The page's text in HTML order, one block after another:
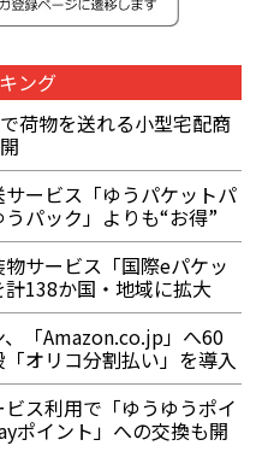
ング
荷物を送れる小型宅配商
ービス「ゆうパケットパ
パック」よりも“お得”
サービス「国際eパケッ
138か国・地域に拡大
「Amazon.co.jp」へ60
オリコ分割払い」を導入
ス利用で「ゆうゆうポイ
ポイント」への交換も開